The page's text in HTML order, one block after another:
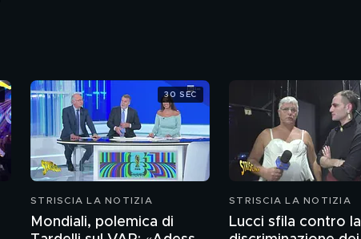
STRISCIA LA NOTIZIA
Mondiali, polemica di
30 SEC
STRISCIA LA NOTIZIA
Lucci sfila contro la